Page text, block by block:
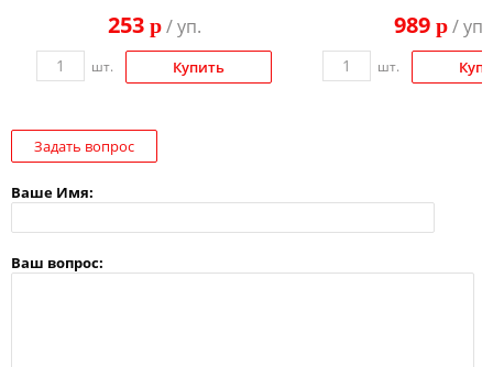
253 p/ уп.
шт. Купить
989 p/ уп.
шт.
Задать вопрос
Ваше Имя:
Ваш вопрос: